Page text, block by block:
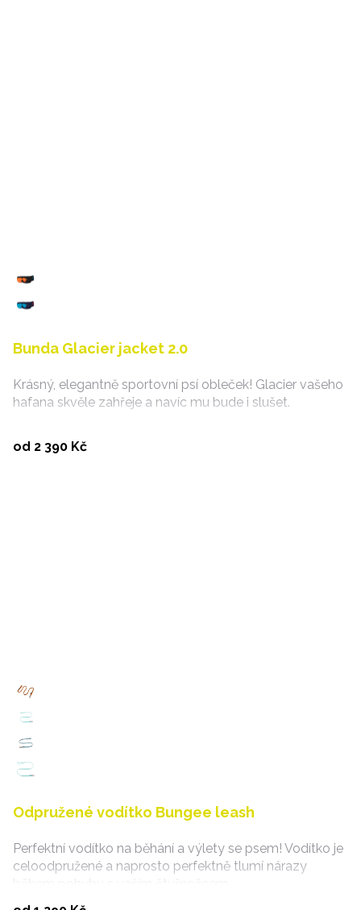
Bunda Glacier jacket 2.0
Krásný, elegantně sportovní psí obleček! Glacier vašeho
hafana skvěle zahřeje a navíc mu bude i slušet.
od 2 390 Kč
Odpružené vodítko Bungee leash
Perfektní vodítko na běhání a výlety se psem! Vodítko je
celoodpružené a naprosto perfektně tlumí nárazy
během pohybu s vaším čtyřnožcem.